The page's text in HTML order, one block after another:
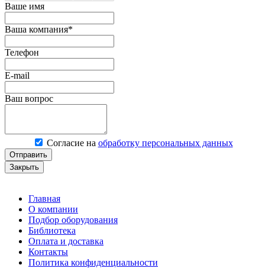
Ваше имя
Ваша компания*
Телефон
E-mail
Ваш вопрос
Согласие на обработку персональных данных
Отправить
Закрыть
Главная
О компании
Подбор оборудования
Библиотека
Оплата и доставка
Контакты
Политика конфиденциальности